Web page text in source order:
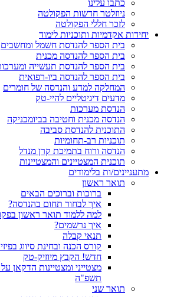
כתבו עלינו
ניוזלטר חדשות הפקולטה
לזכר חללי הפקולטה
יחידות אקדמיות ותוכניות לימוד
בית הספר להנדסת חשמל ומחשבים
בית הספר להנדסה מכנית
בית הספר להנדסת תעשייה
בית הספר להנדסה ביו-רפואית
המחלקה למדע והנדסה של חומרים
מדעים דיגיטליים להיי-טק
הנדסת מערכות
הנדסה מכנית וחטיבה בביומכניקה
התוכנית להנדסת סביבה
תוכניות רב-תחומיות
הנדסה ורוח בתמיכת קרן מנדל
תוכנית המצטיינים והמצטיינות
מתעניינים/ות בלימודים
תואר ראשון
ברוכות וברוכים הבאים
איך לבחור תחום בהנדסה?
למה ללמוד תואר ראשון
איך נרשמים?
תנאי קבלה
קורס הכנה ובחינת סיווג
חדש! הקבץ מיוזיק-טק
מצטייני ומצטיינות הדקאן
תשפ"ה
תואר שני